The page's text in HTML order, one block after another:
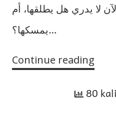
لا يدري هل يطلقها، أم
يمسكها؟…
Continue reading
Istri
80